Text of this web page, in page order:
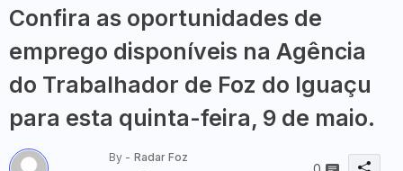
Confira as oportunidades de
emprego disponíveis na Agência
do Trabalhador de Foz do Iguaçu
para esta quinta-feira, 9 de maio.
By - Radar Foz